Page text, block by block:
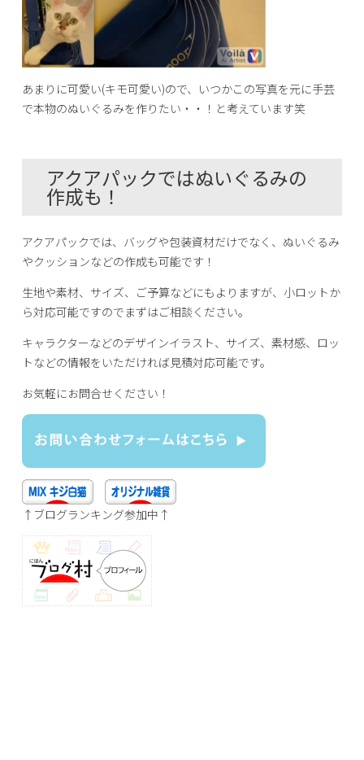
あまりに可愛い(キモ可愛い)ので、いつかこの写真を元に手芸
で本物のぬいぐるみを作りたい・・！と考えています笑
アクアパックではぬいぐるみの
作成も！
アクアパックでは、バッグや包装資材だけでなく、ぬいぐるみ
やクッションなどの作成も可能です！
生地や素材、サイズ、ご予算などにもよりますが、小ロットか
ら対応可能ですのでまずはご相談ください。
キャラクターなどのデザインイラスト、サイズ、素材感、ロッ
トなどの情報をいただければ見積対応可能です。
お気軽にお問合せください！
↑ブログランキング参加中↑